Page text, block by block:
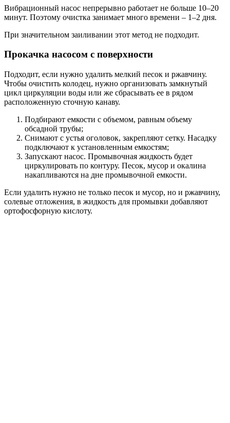
Вибрационный насос непрерывно работает не больше 10–20
минут. Поэтому очистка занимает много времени – 1–2 дня.
При значительном заиливании этот метод не подходит.
Прокачка насосом с поверхности
Подходит, если нужно удалить мелкий песок и ржавчину.
Чтобы очистить колодец, нужно организовать замкнутый
цикл циркуляции воды или же сбрасывать ее в рядом
расположенную сточную канаву.
Подбирают емкости с объемом, равным объему
обсадной трубы;
Снимают с устья оголовок, закрепляют сетку. Насадку
подключают к установленным емкостям;
Запускают насос. Промывочная жидкость будет
циркулировать по контуру. Песок, мусор и окалина
накапливаются на дне промывочной емкости.
Если удалить нужно не только песок и мусор, но и ржавчину,
солевые отложения, в жидкость для промывки добавляют
ортофосфорную кислоту.